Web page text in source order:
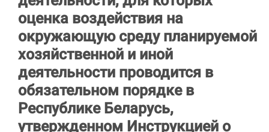
оценка воздействия на
окружающую среду планируемой
хозяйственной и иной
деятельности проводится в
обязательном порядке в
Республике Беларусь,
утвержденном Инструкцией о